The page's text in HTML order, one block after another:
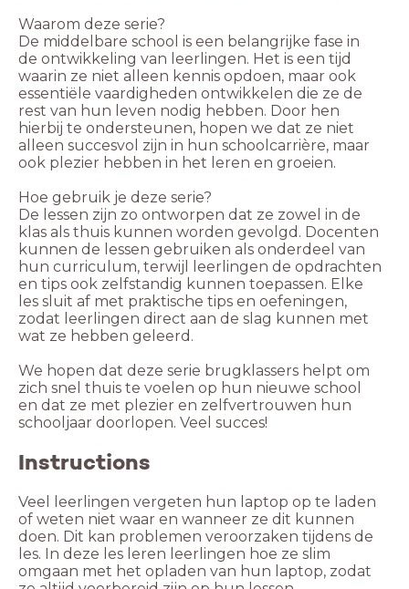
Waarom deze serie?
De middelbare school is een belangrijke fase in
de ontwikkeling van leerlingen. Het is een tijd
waarin ze niet alleen kennis opdoen, maar ook
essentiële vaardigheden ontwikkelen die ze de
rest van hun leven nodig hebben. Door hen
hierbij te ondersteunen, hopen we dat ze niet
alleen succesvol zijn in hun schoolcarrière, maar
ook plezier hebben in het leren en groeien.
Hoe gebruik je deze serie?
De lessen zijn zo ontworpen dat ze zowel in de
klas als thuis kunnen worden gevolgd. Docenten
kunnen de lessen gebruiken als onderdeel van
hun curriculum, terwijl leerlingen de opdrachten
en tips ook zelfstandig kunnen toepassen. Elke
les sluit af met praktische tips en oefeningen,
zodat leerlingen direct aan de slag kunnen met
wat ze hebben geleerd.
We hopen dat deze serie brugklassers helpt om
zich snel thuis te voelen op hun nieuwe school
en dat ze met plezier en zelfvertrouwen hun
schooljaar doorlopen. Veel succes!
Instructions
Veel leerlingen vergeten hun laptop op te laden
of weten niet waar en wanneer ze dit kunnen
doen. Dit kan problemen veroorzaken tijdens de
les. In deze les leren leerlingen hoe ze slim
omgaan met het opladen van hun laptop, zodat